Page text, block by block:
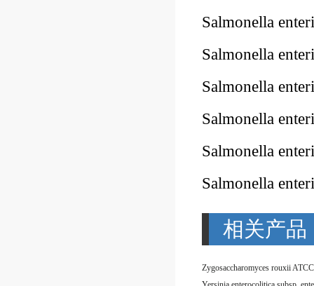
Salmonella
Salmonella
Salmonella
Salmonella
Salmonella
Salmonella
相关产品
Zygosaccharomyces rouxii